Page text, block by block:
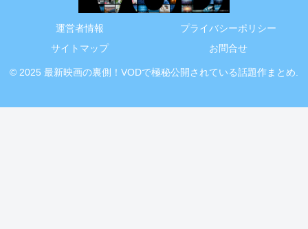
運営者情報
プライバシーポリシー
サイトマップ
お問合せ
© 2025 最新映画の裏側！VODで極秘公開されている話題作まとめ.